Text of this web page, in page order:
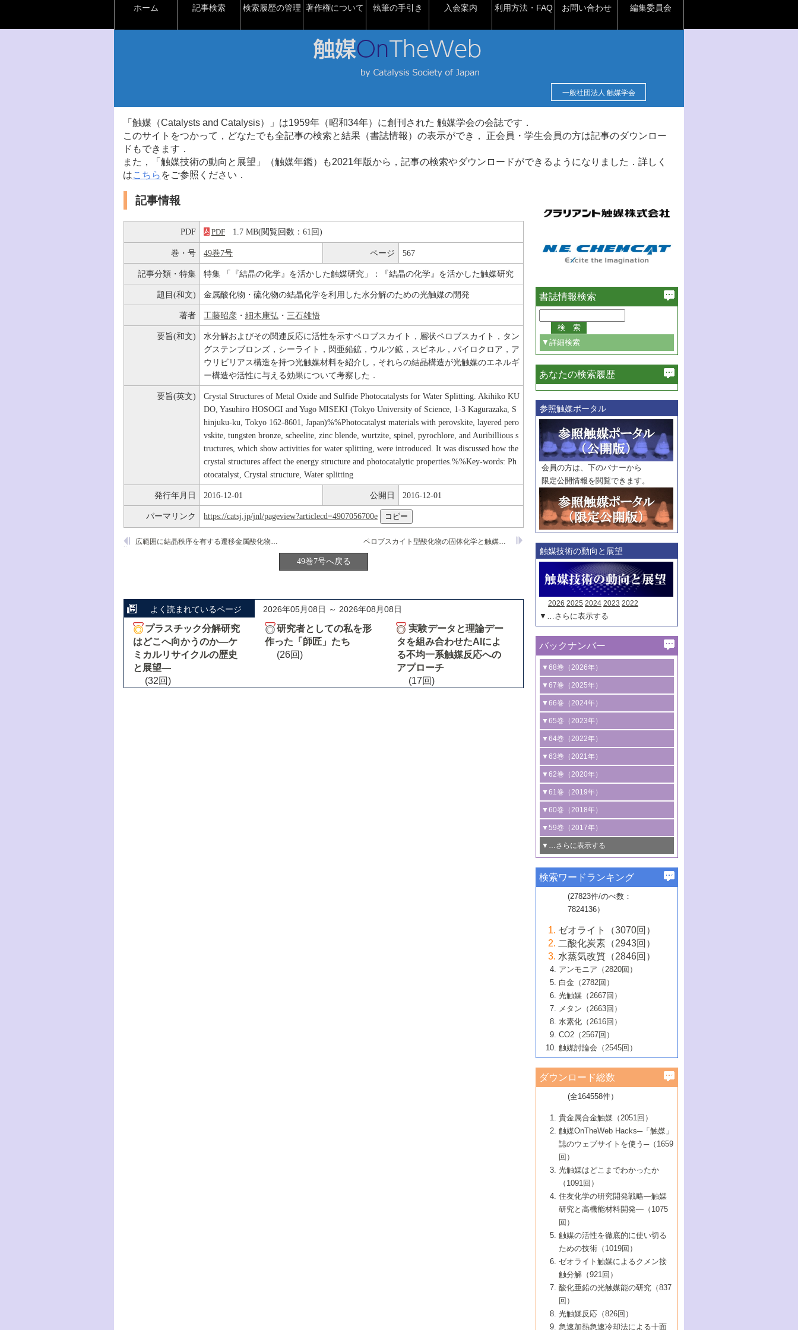
ホーム 記事検索 検索履歴の管理 著作権について 執筆の手引き 入会案内 利用方法・FAQ お問い合わせ 編集委員会
一般社団法人 触媒学会
「触媒（Catalysts and Catalysis）」は1959年（昭和34年）に創刊された 触媒学会の会誌です．
このサイトをつかって，どなたでも全記事の検索と結果（書誌情報）の表示ができ， 正会員・学生会員の方は記事のダウンロー
ドもできます．
また，「触媒技術の動向と展望」（触媒年鑑）も2021年版から，記事の検索やダウンロードができるようになりました．詳しく
はこちら をご参照ください．
記事情報
PDF PDF 1.7 MB(閲覧回数：61回)
巻・号 49巻7号 ページ 567
記事分類・特集 特集 「『結晶の化学』を活かした触媒研究」：『結晶の化学』を活かした触媒研究
題目(和文) 金属酸化物・硫化物の結晶化学を利用した水分解のための光触媒の開発
著者 工藤昭彦 ・ 細木康弘 ・ 三石雄悟
要旨(和文)
水分解およびその関連反応に活性を示すペロブスカイト，層状ペロブスカイト，タン
グステンブロンズ，シーライト，閃亜鉛鉱，ウルツ鉱，スピネル，パイロクロア，ア
ウリビリアス構造を持つ光触媒材料を紹介し，それらの結晶構造が光触媒のエネルギ
ー構造や活性に与える効果について考察した．
要旨(英文)
Crystal Structures of Metal Oxide and Sulfide Photocatalysts for Water Splitting. Akihiko KU
DO, Yasuhiro HOSOGI and Yugo MISEKI (Tokyo University of Science, 1-3 Kagurazaka, S
hinjuku-ku, Tokyo 162-8601, Japan)%%Photocatalyst materials with perovskite, layered pero
vskite, tungsten bronze, scheelite, zinc blende, wurtzite, spinel, pyrochlore, and Auribillious s
tructures, which show activities for water splitting, were introduced. It was discussed how the
crystal structures affect the energy structure and photocatalytic properties.%%Key-words: Ph
otocatalyst, Crystal structure, Water splitting
発行年月日 2016-12-01 公開日 2016-12-01
パーマリンク https://catsj.jp/jnl/pageview?articlecd=4907056700e
ペロブスカイト型酸化物の固体化学と触媒機能
広範囲に結晶秩序を有する遷移金属酸化物メソ多孔体の合成とその光触媒作用
49巻7号へ戻る
よく読まれているページ 2026年05月08日 ～ 2026年08月08日
プラスチック分解研究
はどこへ向かうのか―ケ
ミカルリサイクルの歴史
と展望―
(32回)
研究者としての私を形
作った「師匠」たち
(26回)
実験データと理論デー
タを組み合わせたAIによ
る不均一系触媒反応への
アプローチ
(17回)
書誌情報検索
▼詳細検索
必ず含む
巻・号指定
巻
号
範囲指定
巻
号～
巻
号
触媒年鑑
年度
記事種別
マーク：
マークあり
あなたの検索履歴
参照触媒ポータル
会員の方は、下のバナーから
限定公開情報を閲覧できます。
触媒技術の動向と展望
2026 2025 2024 2023 2022
▼…さらに表示する
バックナンバー
▼68巻（2026年）
1号 過酸化水素合成に関する研究動向
2号 コンピューター技術により加速する
触媒開発
3号 有機分子変換やCO 資源化のための
光触媒に関する最近の研究
B号 第137回触媒討論会（2026年）
▼67巻（2025年）
1号 CO
水素化によるグリーン燃料/グリ
ーンケミカル製造
2号 水素製造のための水分解技術に関す
る最近の研究
3号 オレフィン系樹脂の精密合成に関す
る最新技術
4号 アルコール類の効率的変換を実現す
る非貴金属触媒の研究動向
5号 ゼオライトの合成と応用における研
究動向
6号 ヘテロ接合界面
B号 第135回触媒討論会（2025年）
▼66巻（2024年）
1号 低次元ナノ構造を有する触媒材料
2号 規制反応場を活用した固体触媒研究
の新展開
3号 未踏分子変換を目指した酸化触媒プ
ロセスの最前線
4号 シンクロトロン放射光および中性子
線を利用した触媒解析技術の最先端
5号 単原子触媒
6号 参照触媒委員会からのお知らせ
B号 第133回触媒討論会（2023年）
▼65巻（2023年）
1号 炭素が関わる触媒機能
2号 プラスチックケミカルリサイクルの
ための触媒技術
3号 非酸化物系金属化合物を基盤とした
触媒材料の開発
4号 格子酸素・格子酸素欠陥を利用した
触媒反応
5号 生体触媒によるエネルギー変換反応
6号 窒素とリンの循環のための触媒・機
能性材料
▼64巻（2022年）
1号 合成ガス製造とCOを用いるケミカル
ズ合成の最新動向
2号 化学品合成のための合金触媒開発
3号 CO の排出削減および有効活用のた
めの触媒技術
4号 若手による情報発信企画～とびたて
若き触媒の研究者たち～（1）
若き触媒の研究者たち～（2）
6号 石油のノーブル・ユースを志向した
触媒技術
大学：オンライン・対面開催）
▼63巻（2021年）
1号 金触媒の新展開
2号 ペロブスカイト
3号 特殊反応場を利用した触媒的分子変
換反応
4号 多孔質材料を用いた触媒の新展開
5号 情報学的手法を用いた触媒開発
6号 カーボンニュートラルに向けた電解
技術
B号 第127回触媒討論会（2021年・オン
ライン開催(Zoom)のみ）
▼62巻（2020年）
1号 触媒設計を拓く欠陥構造のキャラク
タリゼーション
2号 機能化学品製造に資するクリーンな
触媒的酸化反応
3号 水処理のための触媒化学
4号 光触媒を用いた水分解の最新の研究
動向
5号 次世代の触媒プロセスを支えるマイ
6号 メタン転換技術の最新動向
B号 第125回触媒討論会（2020年・工学
院大学）
▼61巻（2019年）
1号 物質移動制御に着目した触媒プロセ
ス開発
2号 CO2 フリー水素サプライチェーンに
関わる触媒開発動向
3号 精密高分子合成に関する最近の研究
動向
4号 バイオマス化成品製造のための触媒
5号 固体触媒による含窒素有機化合物変
換の最前線
6号 貴金属使用量低減に向けた自動車排
ガス浄化触媒の開発
B号 第123回触媒討論会（2019年・大阪
▼60巻（2018年）
1号 固体酸触媒の最新の研究動向
2号 二酸化炭素からの有用化学品合成
3号 ナノ粒子・クラスター触媒の最前線
4号 60周年記念企画
5号 進化するゼオライト合成技術
6号 非貴金属系触媒における電気化学的
B号 第121回触媒討論会（2018年・東京
大学）
▼59巻（2017年）
1号 いたるところに，触媒
最先端技術
3号 無機分離膜材料の開発と触媒反応プ
ロセスへの適用
5号 水素のふるまいを解き明かす最先端
研究
6号 低級アルカンの有効利用のための触
媒技術
B号 第119回触媒討論会（2017年・首都
大学東京）
▼…さらに表示する
1号 ユニークな構造の高分子を生み出す触
2号 リグニンからの化成品製造に向けた触
媒技術
3号 触媒研究の最先端～とびたて若き研究
者たち～（1）
4号 触媒研究の最先端～とびたて若き研究
者たち～（2）
5号 触媒研究の最先端～とびたて若き研究
者たち～（3）
6号 イオニクス材料と燃料電池・電解合成
の最新の研究動向
B号 第117回触媒討論会（2016年・大阪府
立大学）
▼57巻（2015年）
1号 水素キャリアにかかわる触媒技術の新
2号 石油精製用触媒の最近の進展
3号 固体酸化物形燃料電池（SOFC）におけ
るアノード触媒上での燃料直接改質技術
4号 コアシェル構造の制御による触媒機能
5号 工業触媒およびその周辺技術の最近の
進歩
6号 ナノシート
B号 第115回触媒討論会（2015年・成蹊大
▼56巻（2014年）
2号 光触媒反応機構に関する最新の研究動
向
開発動向
4号 人工光合成に向けた近年のアプローチ
5号 未利用熱エネルギーの有効活用に貢献
する触媒技術
6号 ポリオキソメタレート
B号 第113回触媒討論会（2014年・ロワジ
ールホテル豊橋）
1号 高耐久性燃料電池システム用触媒にお
ける新展開
2号 リビングラジカル重合の最近の動向
3号 天然ガスの化学工業的展開に関する触
媒技術
4号 貴金属触媒の精密構造制御とその活用
5号 バイオマス化成品製造のための固体触
6号 ナノ空間─吸着状態解析から新機能開拓
B号 第111回触媒討論会（2013年・関西大
▼54巻（2012年）
1号 規則性多孔体の利用技術における最近
の進歩
2号 第109回触媒討論会
3号 貴金属低減技術の最新動向
4号 貴金属代替技術の最新動向
5号 光触媒による物質変換反応の新展開
6号 グラフェン
7号 水素を利用する化成品合成の新潮流
▼53巻（2011年）
1号 金属学から見る合金触媒の新展開
2号 第107回触媒討論会
3号 触媒のその場観察法の進歩（１）
4号 触媒のその場観察法の進歩（２）
5号 不活性結合の触媒的活性化による有機
合成
6号 新しい固体酸触媒技術
7号 ゼオライト合成における最近の進歩
▼52巻（2010年）
1号 触媒の劣化対策と長寿命触媒開発
2号 第105回触媒討論会
3号 ナノ構造が拓く新機能
4号 活性サイトおよびその環境の精密な設
計による触媒の高機能化
5号 触媒を有効に使うための技術
7号 有機分子触媒による精密有機合成
8号 高機能化ポリオレフィンに向けた重合
触媒の最近の進展
1号 炭素材料－熱い注目を集める材料－
2号 第103回触媒討論会
3号 環境浄化用光触媒の現状と課題
4号 水素社会の実現に向けた水素製造・貯
蔵技術の進歩
5号 CO2が関わる触媒・材料
7号 持続可能社会実現のための触媒および
触媒関連技術
▼50巻（2008年）
1号 触媒化学と学会のこの10年，半世紀，
そして未来
2号 第101回触媒討論会
4号 錯体を利用したユニークな表面構造の
構築と機能
5号 若手会員による触媒研究の未来展望1：
企業編
6号 第102回触媒討論会
7号 触媒・化学反応における計算化学の進
8号 若手研究者による触媒研究の未来展望
2：大学・研究所編
▼49巻（2007年）
1号 含フッ素化合物の合成と触媒
2号 第99回触媒討論会
3号 実用的ファインケミカル合成プロセス
を実現する触媒
5号 こんな物質，あんな物質―新たな触媒
の可能性―
7号 『結晶の化学』を活かした触媒研究
8号 イオン液体の応用
▼48巻（2006年）
1号 固体酸触媒の最近の進歩
2号 第97回触媒討論会
3号 リビング重合触媒の最近の展開
5号 水素製造・貯蔵のための触媒技術の新
しい展開
6号 第98回触媒討論会
7号 基礎化学品製造の触媒技術
8号 多機能型リアクター
1号 最近の触媒担体とその効果
2号 第95回触媒討論会
4号 水分解用光触媒材料
5号 時間分解分光の進歩と応用
6号 第96回触媒討論会
8号 超臨界流体を用いた化学プロセスの新
▼46巻（2004年）
1号 部分酸化反応触媒の最前線
2号 第93回触媒討論会
3号 特殊エネルギー場の触媒反応
4号 生体内における金属の触媒作用
5号 ファインケミカルズの展開に寄与する
6号 第94回触媒討論会
7号 サブナノレベルでみた新しい表面現象
8号 オレフィン重合触媒の新たな展
▼45巻（2003年）
1号 なぜこの触媒が良いのか？
2号 第91回触媒討論会
3号 最近の自動車排ガス処理技術
4号 触媒研究の現状と将来─第90回触媒討論
5号 基礎化学品製造の触媒技術
6号 第92回触媒討論会
7号 基礎化学品製造の触媒技術
8号 資源の循環と触媒技術
▼44巻（2002年）
1号 高次制御された触媒の化学
2号 第89回触媒討論会
3号 触媒を利用した電気化学の新展開
4号 ナノ材料の調製と機能化
5号 こんな触媒が欲しい
6号 第90回触媒討論会
7号 触媒研究と学術雑誌/情報
8号 若い世代からみた触媒化学の現状と未
▼43巻（2001年）
1号 グリーンケミストリーと触媒
2号 第87回触媒討論会特集号
3号 生体触媒とバイオプロセス
4号 水素製造・利用の触媒化学
5号 触媒研究における新しい切り口：コン
ビナトリアルケミストリー
6号 第88回触媒討論会特集号
7号 企業における触媒研究のブレークスル
8号 この材料を触媒として使ってみません
▼42巻（2000年）
1号 触媒反応工学の明日を拓く
2号 第85回触媒討論会
3号 反応ダイナミクス
5号 触媒のおもしろさをどのように伝える
6号 第86回触媒討論会
7号 水素化精製触媒の新しい展開
8号 新しい反応性と機能性を目指した金属
クラスタ-化学
▼41巻（1999年）
1号 孔、穴、あな?-特異な空間とその利用-
2号 第83回触媒討論会
3号 均一系触媒反応最前線
4号 実用炭素材料の新展開
5号 研究の方法論を考える
7号 機能性金属材料と触媒
8号 触媒研究へのNMRの応用と展望
▼40巻（1998年）
進展と21世紀への提言/創立40周年記念・触
媒学会この10年の歩みとこれから/創立40周
2号 第81回触媒討論会
3号 計算機触媒化学へのさそい
4号 触媒劣化の制御と予測
5号 最新の実用プロセスと触媒
6号 第82回触媒討論会
1号 均一系と不均一系触媒反応-その特徴と
接点
2号 第79回触媒討論会
3号 最新NO除去触媒の実用化研究
4号 新しい反応場を目指した触媒調製
5号 反応・分離技術の新しい展開
6号 第80回触媒討論会
▼38巻（1996年）
1号 触媒の構造と触媒作用/C1化学を中心と
する21世紀への触媒
3号 オリンピックメダル:金・銀・銅はどん
な触媒作用を示すか
4号 触媒作用における機能の複合化
▼37巻（1995年）
1号 ファインケミカルズと固体触媒
2号 第75回触媒討論会
3号 希土類を利用した触媒
4号 触媒とリサイクル
5号 エネルギー変換触媒
▼36巻（1994年）
1号 電気化学と触媒
2号 第73回触媒討論会
3号 C4化学の展開
4号 《通常号》
▼35巻（1993年）
1号 工業触媒開発マニュアル―探索から工
業化まで
2号 第71回触媒討論会
▼34巻（1992年）
1号 インパクトを与えたこの研究
2号 第69回触媒討論会
▼33巻（1991年）
1号 触媒プロセス開発マニュアル―探索か
▼32巻（1990年）
検索ワードランキング
(27823件/のべ数：
7824136）
ゼオライト（3070回）
二酸化炭素（2943回）
水蒸気改質（2846回）
アンモニア（2820回）
白金（2782回）
光触媒（2667回）
メタン（2663回）
水素化（2616回）
CO2（2567回）
触媒討論会（2545回）
ダウンロード総数
(全164558件）
貴金属合金触媒（2051回）
触媒OnTheWeb Hacks─「触媒」
誌のウェブサイトを使う─（1659
回）
光触媒はどこまでわかったか
（1091回）
住友化学の研究開発戦略―触媒
研究と高機能材料開発―（1075
回）
触媒の活性を徹底的に使い切る
ための技術（1019回）
ゼオライト触媒によるクメン接
触分解（921回）
酸化亜鉛の光触媒能の研究（837
回）
光触媒反応（826回）
急速加熱急速冷却法による十面